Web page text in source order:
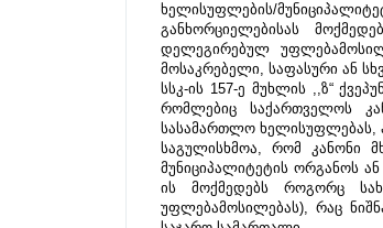
ხელისუფლების/
განხორციელებისას
დელეგირებულ
მოსაკრებელი, საფასური ან
სსკ-ის 157-ე მუხლის ,,ზ“
რომლებიც საქართველოს
სასამართლო ხელისუფლებას,
საგულისხმოა, რომ კანონი
მუნიციპალიტეტის ორგანოს
ის მოქმედებს როგორც
უფლებამოსილებას), რაც